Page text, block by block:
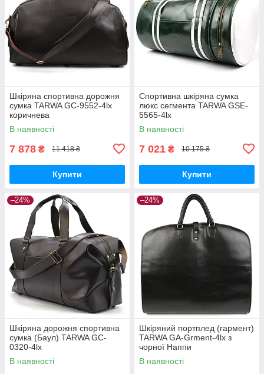
Шкіряна спортивна дорожня
сумка TARWA GC-9552-4lx
коричнева
В наявності
7 878 ₴ 11 418 ₴
Купити
Спортивна шкіряна сумка
люкс сегмента TARWA GSE-
5565-4lx
В наявності
7 021 ₴ 10 175 ₴
Купити
–24%
Шкіряна дорожня спортивна
сумка (Баул) TARWA GC-
0320-4lx
В наявності
–24%
Шкіряний портплед (гармент)
TARWA GA-Grment-4lx з
чорної Наппи
В наявності